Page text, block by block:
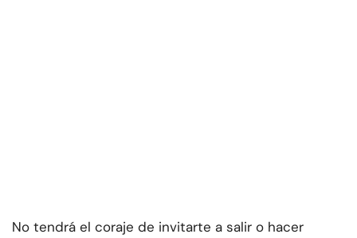
No tendrá el coraje de invitarte a salir o hacer